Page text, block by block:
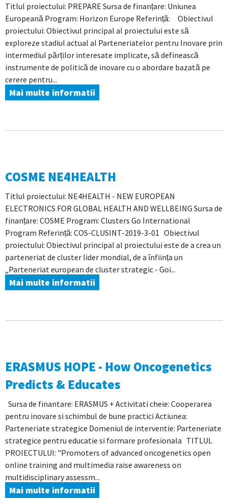
Titlul proiectului: PREPARE Sursa de finanțare: Uniunea
Europeană Program: Horizon Europe Referință: Obiectivul
proiectului: Obiectivul principal al proiectului este să
exploreze stadiul actual al Parteneriatelor pentru Inovare prin
intermediul părților interesate implicate, să definească
instrumente de politică de inovare cu o abordare bazată pe
cerere pentru...
Mai multe informatii
COSME NE4HEALTH
Titlul proiectului: NE4HEALTH - NEW EUROPEAN
ELECTRONICS FOR GLOBAL HEALTH AND WELLBEING Sursa de
finanțare: COSME Program: Clusters Go International
Program Referință: COS-CLUSINT-2019-3-01 Obiectivul
proiectului: Obiectivul principal al proiectului este de a crea un
parteneriat de cluster lider mondial, de a înființa un
„Parteneriat european de cluster strategic - Goi...
Mai multe informatii
ERASMUS HOPE - How Oncogenetics
Predicts & Educates
Sursa de finantare: ERASMUS + Activitati cheie: Cooperarea
pentru inovare si schimbul de bune practici Actiunea:
Parteneriate strategice Domeniul de interventie: Parteneriate
strategice pentru educatie si formare profesionala TITLUL
PROIECTULUI: "Promoters of advanced oncogenetics open
online training and multimedia raise awareness on
multidisciplinary assessm...
Mai multe informatii